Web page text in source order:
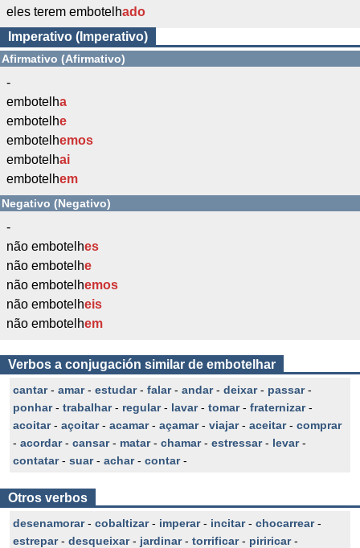
eles terem embotelhado
Imperativo (Imperativo)
Afirmativo (Afirmativo)
-
embotelha
embotelhe
embotelhemos
embotelhai
embotelhem
Negativo (Negativo)
-
não embotelhes
não embotelhe
não embotelhemos
não embotelheis
não embotelhem
Verbos a conjugación similar de embotelhar
cantar- amar- estudar- falar- andar- deixar- passar-
ponhar- trabalhar- regular- lavar- tomar- fraternizar-
acoitar- açoitar- acamar- açamar- viajar- aceitar- comprar
- acordar- cansar- matar- chamar- estressar- levar-
contatar- suar- achar- contar-
Otros verbos
desenamorar- cobaltizar- imperar- incitar- chocarrear-
estrepar- desqueixar- jardinar- torrificar- piriricar-